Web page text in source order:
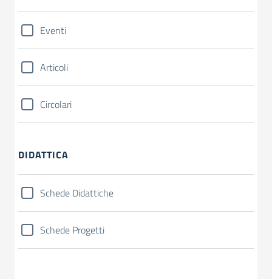
Eventi
Articoli
Circolari
DIDATTICA
Schede Didattiche
Schede Progetti